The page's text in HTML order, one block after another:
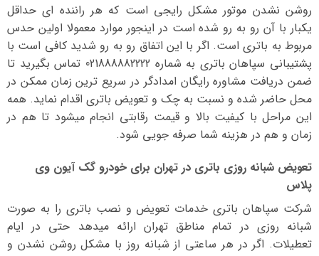
روشن نشدن موتور مشکل رایجی است که هر راننده ای حداقل
یکبار با آن رو به رو شده است در اینجور موارد معمولا اولین حدس
مربوط به باتری است. اگر با این اتفاق رو به رو شدید کافی است با
پشتیبانی سپاهان باتری به شماره 021888882222 تماس بگیرید تا
ضمن دریافت مشاوره رایگان امدادگر در سریع ترین زمان ممکن در
محل حاضر شده و نسبت به چک و تعویض باتری اقدام نماید. همه
این مراحل با کیفیت بالا و قیمت رقابتی انجام میشود تا هم در
زمان و هم در هزینه شما صرفه جویی شود.
تعویض شبانه روزی باتری در تهران برای خودرو گک آیون وی
پلاس
شرکت سپاهان باتری خدمات تعویض و نصب باتری را به صورت
شبانه روزی در تمام مناطق تهران ارائه میدهد حتی در ایام
تعطیلات. اگر در هر ساعتی از شبانه روز با مشکل روشن نشدن و